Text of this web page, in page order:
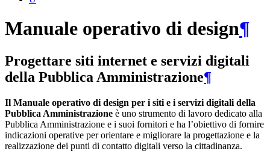
Manuale operativo di design¶
Progettare siti internet e servizi digitali
della Pubblica Amministrazione¶
Il Manuale operativo di design per i siti e i servizi digitali della
Pubblica Amministrazione è uno strumento di lavoro dedicato alla
Pubblica Amministrazione e i suoi fornitori e ha l’obiettivo di fornire
indicazioni operative per orientare e migliorare la progettazione e la
realizzazione dei punti di contatto digitali verso la cittadinanza.